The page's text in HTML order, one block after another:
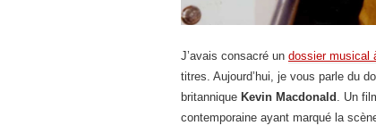
J’avais consacré un dossier musical
titres. Aujourd’hui, je vous parle du
britannique Kevin Macdonald
. Un
contemporaine ayant marqué la